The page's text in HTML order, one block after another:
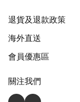
退貨及退款政策
海外直送
會員優惠區
關注我們